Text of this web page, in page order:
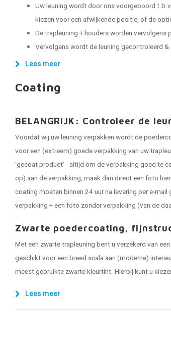
Uw leuning wordt door ons voorgeboord
kiezen voor een afwijkende positie, of de
De trapleuning + houders worden
Vervolgens wordt de leuning gecontroleerd
Lees meer
Coating
BELANGRIJK: Controleer de
Voordat wij uw leuning verpakken wordt de
voor een (extreem) goede verpakking van uw
'gecoat product' - altijd om de verpakking goed te
op) aan de verpakking, maak dan direct een foto
coating moeten binnen 24 uur na levering per e-
verpakking + een foto zonder verpakking (van de
Zwarte poedercoating,
Met een zwarte trapleuning bent u verzekerd van
geschikt voor een breed scala aan (moderne)
meest gebruikte zwarte kleurtint. Hierbij kunt u
Lees meer